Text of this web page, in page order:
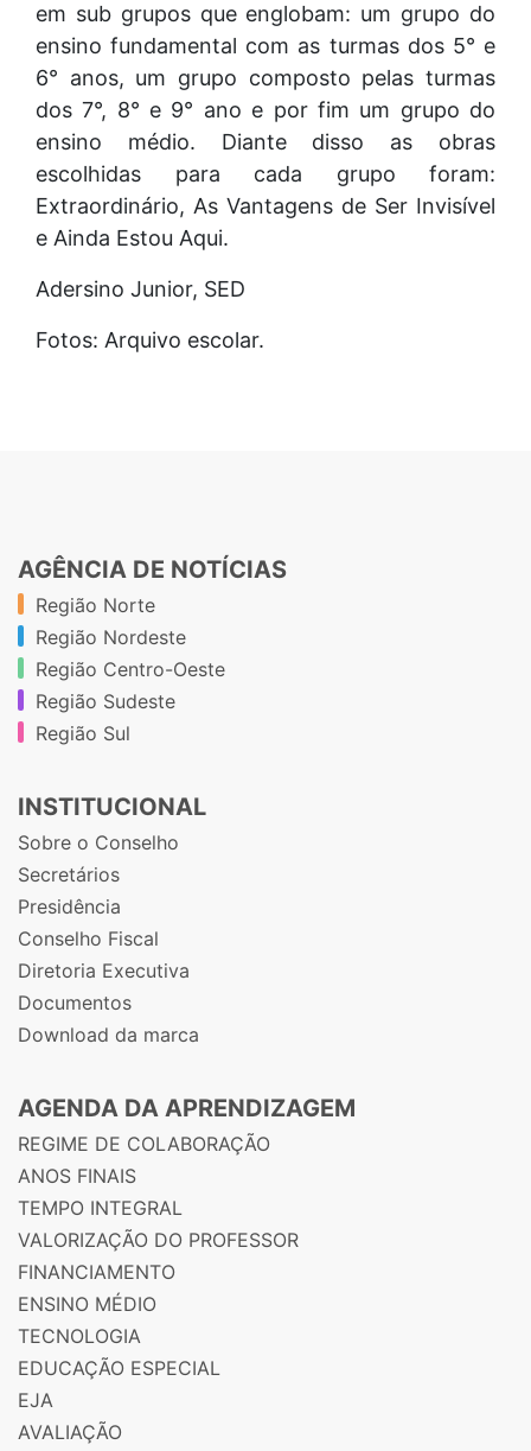
em sub grupos que englobam: um grupo do
ensino fundamental com as turmas dos 5° e
6° anos, um grupo composto pelas turmas
dos 7°, 8° e 9° ano e por fim um grupo do
ensino médio. Diante disso as obras
escolhidas para cada grupo foram:
Extraordinário, As Vantagens de Ser Invisível
e Ainda Estou Aqui.
Adersino Junior, SED
Fotos: Arquivo escolar.
AGÊNCIA DE NOTÍCIAS
Região Norte
Região Nordeste
Região Centro-Oeste
Região Sudeste
Região Sul
INSTITUCIONAL
Sobre o Conselho
Secretários
Presidência
Conselho Fiscal
Diretoria Executiva
Documentos
Download da marca
AGENDA DA APRENDIZAGEM
REGIME DE COLABORAÇÃO
ANOS FINAIS
TEMPO INTEGRAL
VALORIZAÇÃO DO PROFESSOR
FINANCIAMENTO
ENSINO MÉDIO
TECNOLOGIA
EDUCAÇÃO ESPECIAL
EJA
AVALIAÇÃO